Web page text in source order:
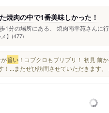
焼肉の中で1番美味しかった！
1分の場所にある、 焼肉南幸苑さんに
】(477)
旨い ！コブクロもブリブリ！ 初見 前
...またぜひ訪問させていただきます